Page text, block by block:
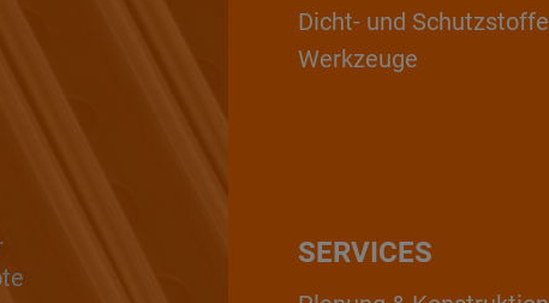
Dicht- und Schutzstoffe
Werkzeuge
SERVICES